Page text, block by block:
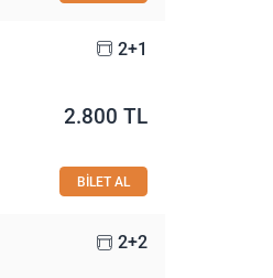
2+1
2.800 TL
BİLET AL
2+2